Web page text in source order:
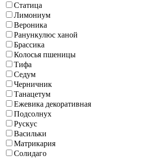
Статица
Лимониум
Вероника
Ранункулюс ханой
Брассика
Колосья пшеницы
Тифа
Седум
Черничник
Танацетум
Ежевика декоративная
Подсолнух
Рускус
Васильки
Матрикария
Солидаго